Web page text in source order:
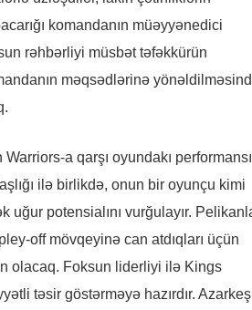
komandanın müəyyənedici
rəhbərliyi müsbət təfəkkürün
məqsədlərinə
a qarşı oyundakı
ilə birlikdə, onun bir oyunçu kimi
uğur potensialını vurğulayır.
off mövqeyinə can atdıqları üçün
olacaq. Foksun liderliyi ilə Kings
təsir göstərməyə hazırdır.